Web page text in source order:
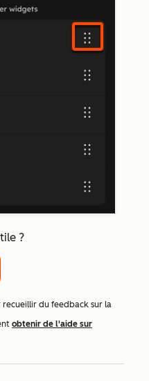
?
du feedback sur la
obtenir de l'aide sur